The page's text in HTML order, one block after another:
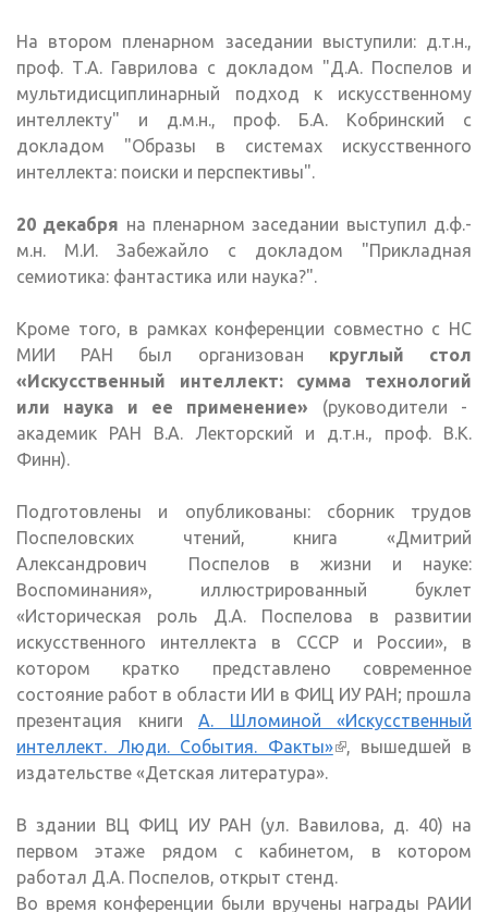
На втором пленарном заседании выступили: д.т.н.,
проф. Т.А. Гаврилова с докладом "Д.А. Поспелов и
мультидисциплинарный подход к искусственному
интеллекту" и д.м.н., проф. Б.А. Кобринский с
докладом "Образы в системах искусственного
интеллекта: поиски и перспективы".
20 декабря на пленарном заседании выступил д.ф.-
м.н. М.И. Забежайло с докладом "Прикладная
семиотика: фантастика или наука?".
Кроме того, в рамках конференции совместно с НС
МИИ РАН был организован круглый стол
«Искусственный интеллект: сумма технологий
или наука и ее применение» (руководители -
академик РАН В.А. Лекторский и д.т.н., проф. В.К.
Финн).
Подготовлены и опубликованы: сборник трудов
Поспеловских чтений, книга «Дмитрий
Александрович Поспелов в жизни и науке:
Воспоминания», иллюстрированный буклет
«Историческая роль Д.А. Поспелова в развитии
искусственного интеллекта в СССР и России», в
котором кратко представлено современное
состояние работ в области ИИ в ФИЦ ИУ РАН; прошла
презентация книги А. Шломиной «Искусственный
интеллект. Люди. События. Факты»(внешняя
, вышедшей в
издательстве «Детская литература».
В здании ВЦ ФИЦ ИУ РАН (ул. Вавилова, д. 40) на
первом этаже рядом с кабинетом, в котором
работал Д.А. Поспелов, открыт стенд.
Во время конференции были вручены награды РАИИ